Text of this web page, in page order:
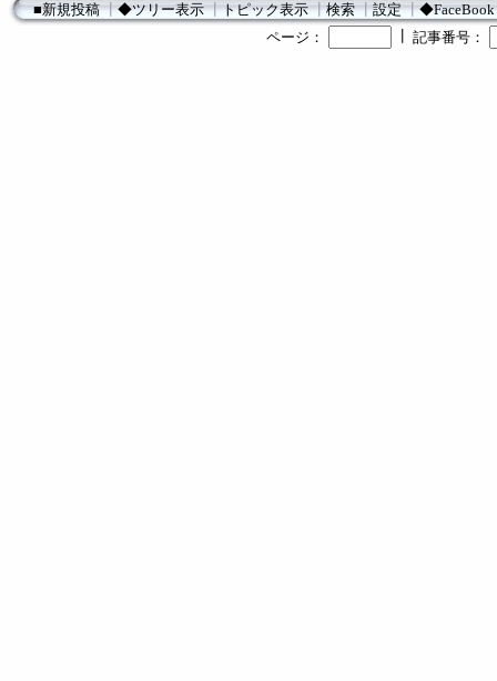
■新規投稿┃◆ツリー表示┃トピック表示┃検索┃設定┃◆FaceBook
ページ：
記事番号：